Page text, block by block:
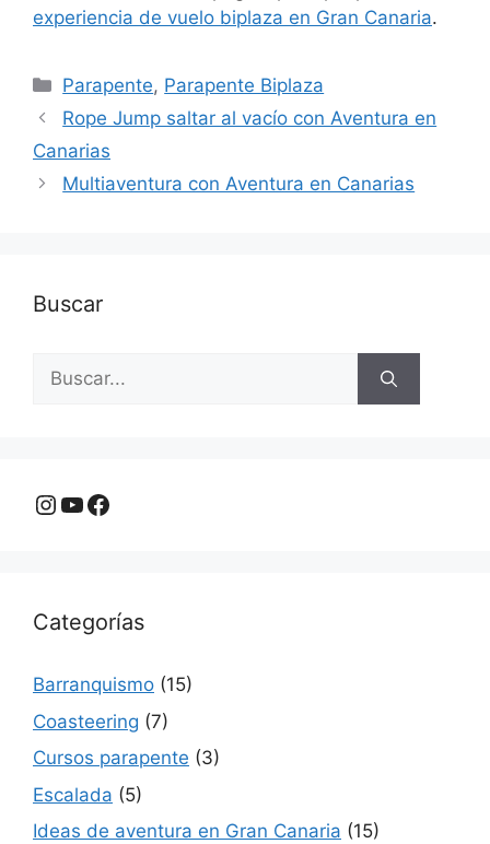
experiencia de vuelo biplaza en Gran Canaria.
Categorías
Parapente, Parapente Biplaza
Rope Jump saltar al vacío con Aventura en
Canarias
Multiaventura con Aventura en Canarias
Buscar
Buscar:
Instagram
YouTube
Facebook
Categorías
Barranquismo (15)
Coasteering (7)
Cursos parapente (3)
Escalada (5)
Ideas de aventura en Gran Canaria (15)